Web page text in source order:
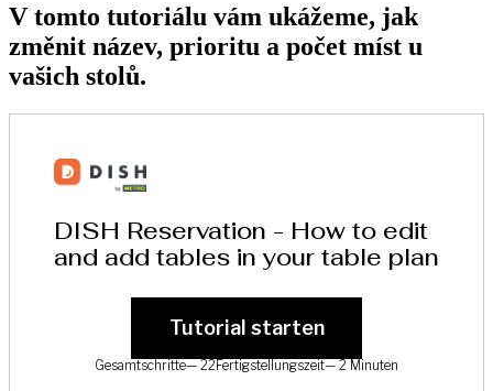
V tomto tutoriálu vám ukážeme, jak
změnit název, prioritu a počet míst u
vašich stolů.